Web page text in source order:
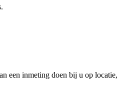
een inmeting doen bij u op locatie,